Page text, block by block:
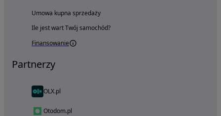
Umowa kupna sprzedaży
Ile jest wart Twój samochód?
Finansowanie
Partnerzy
OLX.pl
Otodom.pl